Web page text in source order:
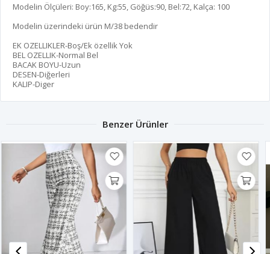
Modelin Ölçüleri: Boy:165, Kg:55, Göğüs:90, Bel:72, Kalça: 100
Modelin üzerindeki ürün M/38 bedendir
EK OZELLIKLER-Boş/Ek özellik Yok
BEL OZELLIK-Normal Bel
BACAK BOYU-Uzun
DESEN-Diğerleri
KALIP-Diger
Benzer Ürünler